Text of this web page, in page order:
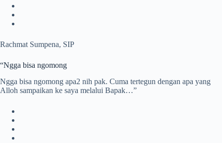
Rachmat Sumpena, SIP
“Ngga bisa ngomong
Ngga bisa ngomong apa2 nih pak. Cuma tertegun dengan apa yang
Alloh sampaikan ke saya melalui Bapak…”